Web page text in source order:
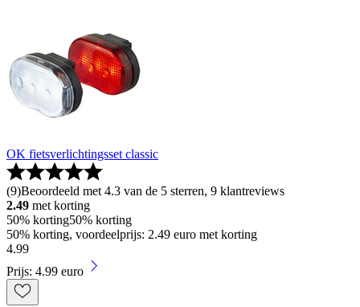
OK fietsverlichtingsset classic
(9)Beoordeeld met 4.3 van de 5 sterren, 9 klantreviews
2.49 met korting
50% korting50% korting
50% korting, voordeelprijs: 2.49 euro met korting
4.99
Prijs: 4.99 euro